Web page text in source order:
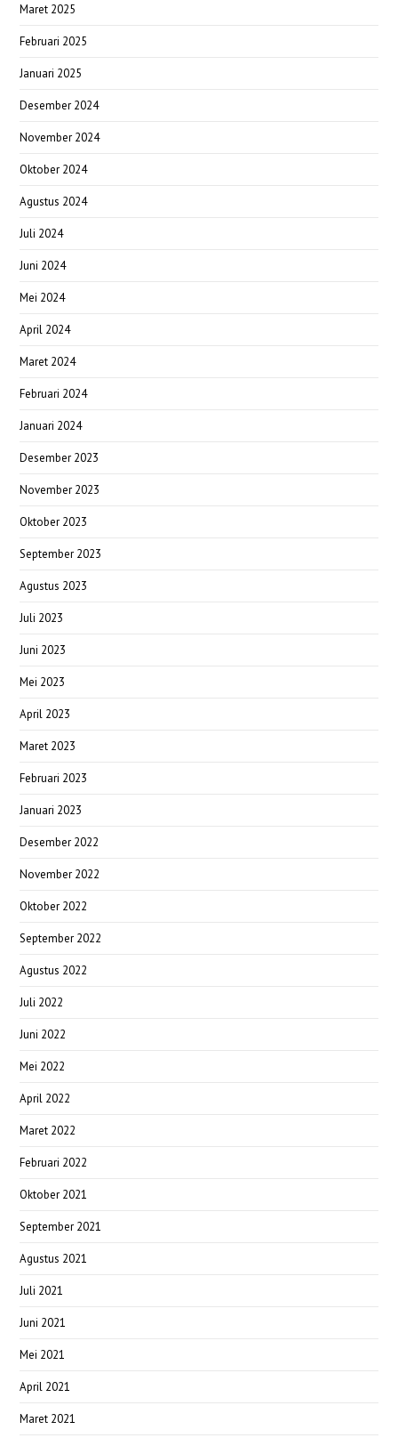
Maret 2025
Februari 2025
Januari 2025
Desember 2024
November 2024
Oktober 2024
Agustus 2024
Juli 2024
Juni 2024
Mei 2024
April 2024
Maret 2024
Februari 2024
Januari 2024
Desember 2023
November 2023
Oktober 2023
September 2023
Agustus 2023
Juli 2023
Juni 2023
Mei 2023
April 2023
Maret 2023
Februari 2023
Januari 2023
Desember 2022
November 2022
Oktober 2022
September 2022
Agustus 2022
Juli 2022
Juni 2022
Mei 2022
April 2022
Maret 2022
Februari 2022
Oktober 2021
September 2021
Agustus 2021
Juli 2021
Juni 2021
Mei 2021
April 2021
Maret 2021